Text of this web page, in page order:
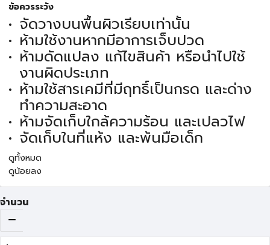
ข้อควรระวัง
จัดวางบนพื้นผิวเรียบเท่านั้น
ห้ามใช้งานหากมีอาการเจ็บปวด
ห้ามดัดแปลง แก้ไขสินค้า หรือนำไปใช้
งานผิดประเภท
ห้ามใช้สารเคมีที่มีฤทธิ์เป็นกรด และด่าง
ทำความสะอาด
ห้ามจัดเก็บใกล้ความร้อน และเปลวไฟ
จัดเก็บในที่แห้ง และพ้นมือเด็ก
ดูทั้งหมด
ดูน้อยลง
จำนวน